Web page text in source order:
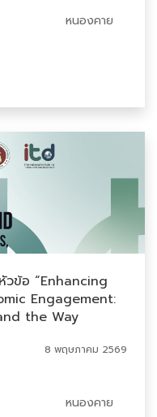
หนองคาย
วข้อ “Enhancing
Engagement:
the Way
หนองคาย
8 พฤษภาคม 2569